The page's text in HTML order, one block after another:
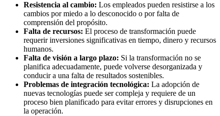
Resistencia al cambio: Los empleados pueden resistirse a los
cambios por miedo a lo desconocido o por falta de
comprensión del propósito.
Falta de recursos: El proceso de transformación puede
requerir inversiones significativas en tiempo, dinero y recursos
humanos.
Falta de visión a largo plazo: Si la transformación no se
planifica adecuadamente, puede volverse desorganizada y
conducir a una falta de resultados sostenibles.
Problemas de integración tecnológica: La adopción de
nuevas tecnologías puede ser compleja y requiere de un
proceso bien planificado para evitar errores y disrupciones en
la operación.